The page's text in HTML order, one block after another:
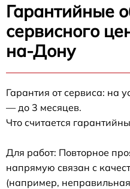
Гарантийные
сервисного
на-Дону
Гарантия от сервиса: на
— до 3 месяцев.
Что считается
Для работ: Повторное
напрямую связан с
(например,